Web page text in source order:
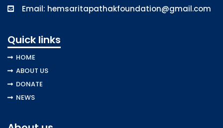
Email: hemsaritapathakfoundation@gmail.com
Quick links
HOME
ABOUT US
DONATE
NEWS